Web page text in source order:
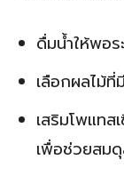
ดื่มน้ำให้พอ
เลือกผลไม้
เสริมโพแทส
เพื่อช่วยสม